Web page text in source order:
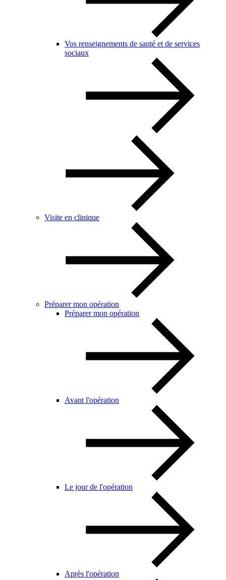
Vos renseignements de santé et de services
sociaux
Visite en clinique
Préparer mon opération
Préparer mon opération
Avant l'opération
Le jour de l'opération
Après l'opération